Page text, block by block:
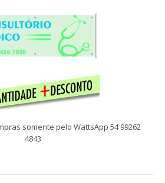
pelo WattsApp 54 99262 4843 Faixas
com seu público alv..
somente pelo WattsApp 54 99262
4843